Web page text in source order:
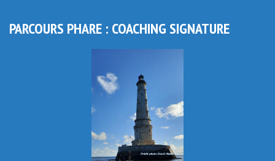
PARCOURS PHARE : COACHING SIGNATURE